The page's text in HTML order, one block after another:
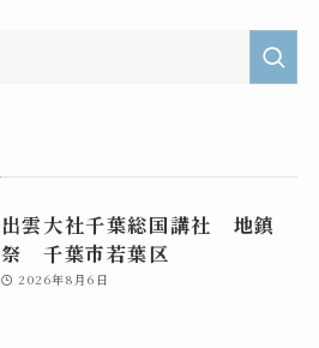
出雲大社千葉総国講社 地鎮
祭 千葉市若葉区
2026年8月6日